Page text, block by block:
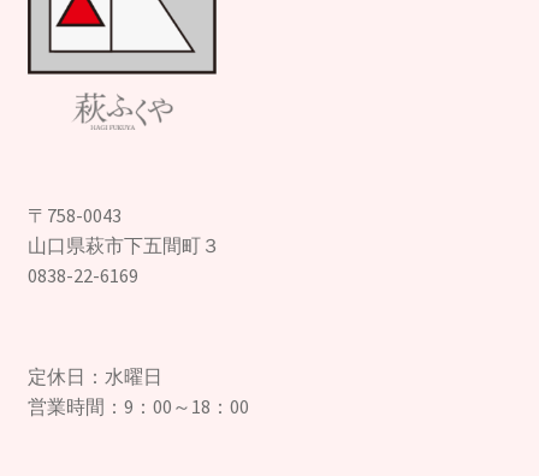
〒758-0043
山口県萩市下五間町３
0838-22-6169
定休日：水曜日
営業時間：9：00～18：00